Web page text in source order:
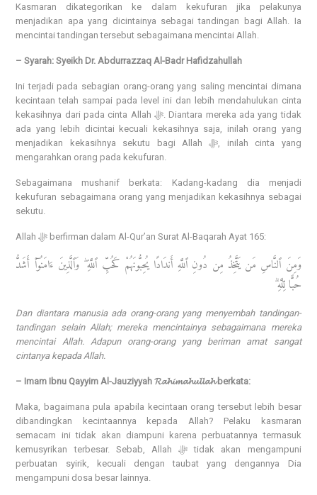
Kasmaran dikategorikan ke dalam kekufuran jika pelakunya
menjadikan apa yang dicintainya sebagai tandingan bagi Allah. Ia
mencintai tandingan tersebut sebagaimana mencintai Allah.
– Syarah: Syeikh Dr. Abdurrazzaq Al-Badr Hafidzahullah
Ini terjadi pada sebagian orang-orang yang saling mencintai dimana
kecintaan telah sampai pada level ini dan lebih mendahulukan cinta
kekasihnya dari pada cinta Allah ﷻ. Diantara mereka ada yang tidak
ada yang lebih dicintai kecuali kekasihnya saja, inilah orang yang
menjadikan kekasihnya sekutu bagi Allah ﷻ, inilah cinta yang
mengarahkan orang pada kekufuran.
Sebagaimana mushanif berkata: Kadang-kadang dia menjadi
kekufuran sebagaimana orang yang menjadikan kekasihnya sebagai
sekutu.
Allah ﷻ berfirman dalam Al-Qur’an Surat Al-Baqarah Ayat 165:
وَمِنَ ٱلنَّاسِ مَن يَتَّخِذُ مِن دُونِ ٱللَّهِ أَندَادًا يُحِبُّونَهُمْ كَحُبِّ ٱللَّهِ ۖ وَٱلَّذِينَ ءَامَنُوٓا۟ أَشَدُّ
حُبًّا لِّلَّهِ ۗ
Dan diantara manusia ada orang-orang yang menyembah tandingan-
tandingan selain Allah; mereka mencintainya sebagaimana mereka
mencintai Allah. Adapun orang-orang yang beriman amat sangat
cintanya kepada Allah.
– Imam Ibnu Qayyim Al-Jauziyyah 𝓡𝓪𝓱𝓲𝓶𝓪𝓱𝓾𝓵𝓵𝓪𝓱 berkata:
Maka, bagaimana pula apabila kecintaan orang tersebut lebih besar
dibandingkan kecintaannya kepada Allah? Pelaku kasmaran
semacam ini tidak akan diampuni karena perbuatannya termasuk
kemusyrikan terbesar. Sebab, Allah ﷻ tidak akan mengampuni
perbuatan syirik, kecuali dengan taubat yang dengannya Dia
mengampuni dosa besar lainnya.